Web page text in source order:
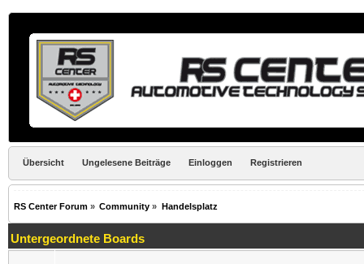
Übersicht Ungelesene Beiträge Einloggen Registrieren
RS Center Forum » Community » Handelsplatz
Untergeordnete Boards